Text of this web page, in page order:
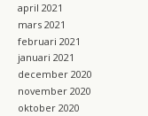
april 2021
mars 2021
februari 2021
januari 2021
december 2020
november 2020
oktober 2020